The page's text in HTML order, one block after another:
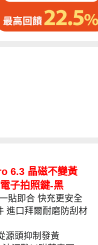
6.3 晶磁不變黃
子拍照鍵-黑
貼即合 快充更安全
進口拜爾耐磨防刮材
源頭抑制發黃